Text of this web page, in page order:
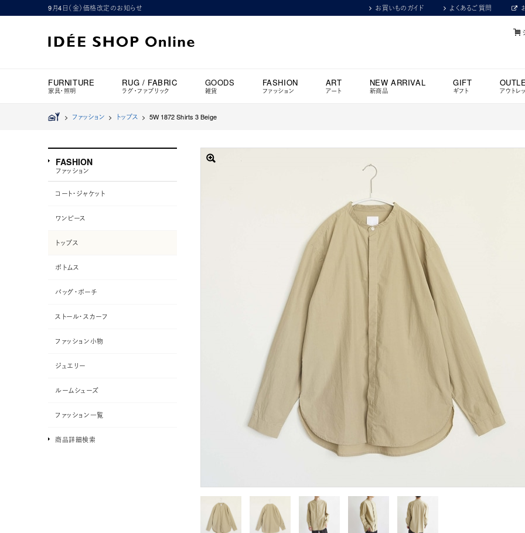
9月4日（金）価格改定のお知らせ お買いものガイド よくあるご質問
FURNITURE
家具・照明
RUG / FABRIC
ラグ・ファブリック
GOODS
雑貨
FASHION
ファッション
ART
アート
NEW ARRIVAL
新商品
GIFT
ギフト アウトレ
> ファッション > トップス > 5W 1872 Shirts 3 Beige
FASHION
ファッション
コート・ジャケット
ワンピース
トップス
ボトムス
バッグ・ポーチ
ストール・スカーフ
ファッション小物
ジュエリー
ルームシューズ
ファッション一覧
商品詳細検索